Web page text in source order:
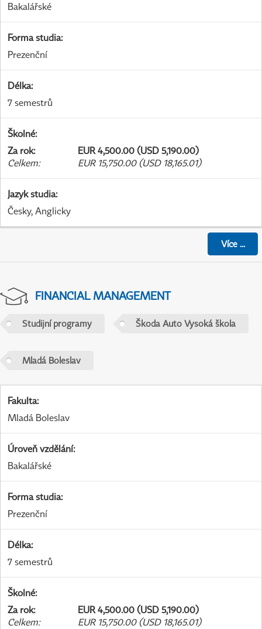
Bakalářské
Forma studia:
Prezenční
Délka:
7 semestrů
Školné:
Za rok:
EUR 4,500.00 (USD 5,190.00)
Celkem: EUR 15,750.00 (USD 18,165.01)
Jazyk studia:
Česky, Anglicky
Více...
FINANCIAL MANAGEMENT
Studijní programy Škoda Auto Vysoká škola
Mladá Boleslav
Fakulta:
Mladá Boleslav
Úroveň vzdělání:
Bakalářské
Forma studia:
Prezenční
Délka:
7 semestrů
Školné:
Za rok:
EUR 4,500.00 (USD 5,190.00)
Celkem: EUR 15,750.00 (USD 18,165.01)